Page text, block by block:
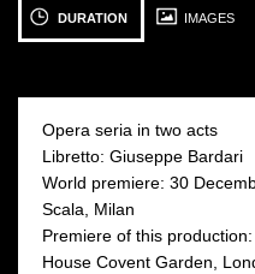
photo: fot./photo:
Krzysztof
21 MAY 2016
Saturday 19:00
Moniuszko Auditorium
DURATION IMAGES
Opera seria in two acts
Libretto: Giuseppe Bardari
World premiere: 30
Scala, Milan
Premiere of this
House Covent Garden,